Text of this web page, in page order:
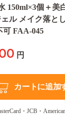
150ml×3個＋美
ル メイク落と
FAA-045
円
カートに追加
・JCB・